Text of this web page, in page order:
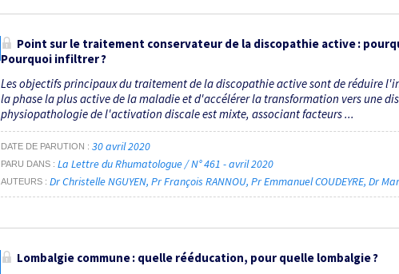
Point sur le traitement conservateur de la discopathie active :
Pourquoi infiltrer ?
Les objectifs principaux du traitement de la discopathie active sont de réduire
la phase la plus active de la maladie et d'accélérer la transformation vers une
physiopathologie de l'activation discale est mixte, associant facteurs ...
DATE DE PARUTION 30 avril 2020
PARU DANS La Lettre du Rhumatologue / N° 461 - avril 2020
AUTEURS Dr Christelle NGUYEN Pr François RANNOU Pr Emmanuel COUDEYRE Dr
Lombalgie commune : quelle rééducation, pour quelle lombalgie ?